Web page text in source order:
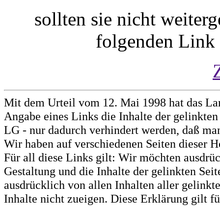
sollten sie nicht
folgenden
Mit dem Urteil vom 12. Mai 1998 hat das
Angabe eines Links die Inhalte der
LG - nur dadurch verhindert werden, daß
Wir haben auf verschiedenen Seiten dieser
Für all diese Links gilt: Wir möchten
Gestaltung und die Inhalte der gelinkten
ausdrücklich von allen Inhalten aller
Inhalte nicht zueigen. Diese Erklärung gilt